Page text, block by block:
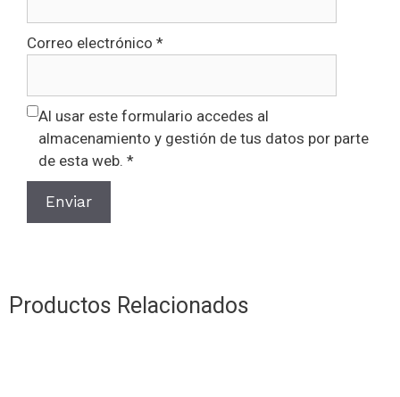
Correo electrónico *
Al usar este formulario accedes al
almacenamiento y gestión de tus datos por parte
de esta web. *
Productos Relacionados